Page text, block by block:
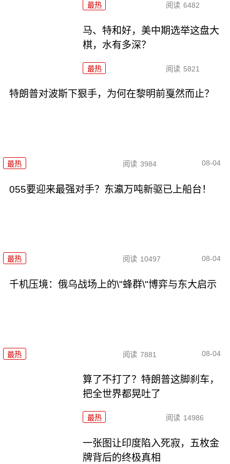
最热 阅读 6482
马、特和好，美中期选举这盘大
棋，水有多深？
最热 阅读 5821
特朗普对波斯下狠手，为何在黎明前戛然而止？
最热 阅读 3984 08-04
055要迎来最强对手？东瀛万吨新驱已上船台！
最热 阅读 10497 08-04
千机压境：俄乌战场上的\"蜂群\"博弈与东大启示
最热 阅读 7881 08-04
算了不打了？特朗普这脚刹车，
把全世界都晃吐了
最热 阅读 14986
一张图让印度陷入死寂，五枚金
牌背后的终极真相